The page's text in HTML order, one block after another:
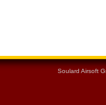
Soulard Airsoft